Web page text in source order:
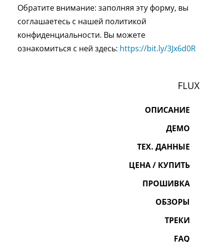
Обратите внимание: заполняя эту форму, вы
соглашаетесь с нашей политикой
конфиденциальности. Вы можете
ознакомиться с ней здесь: https://bit.ly/3Jx6d0R
FLUX
ОПИСАНИЕ
ДЕМО
ТЕХ. ДАННЫЕ
ЦЕНА / КУПИТЬ
ПРОШИВКА
ОБЗОРЫ
ТРЕКИ
FAQ